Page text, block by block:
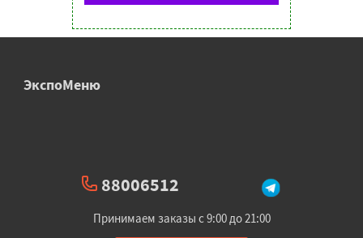
ЭкспоМеню
88006512
Принимаем заказы с 9:00 до 21:00